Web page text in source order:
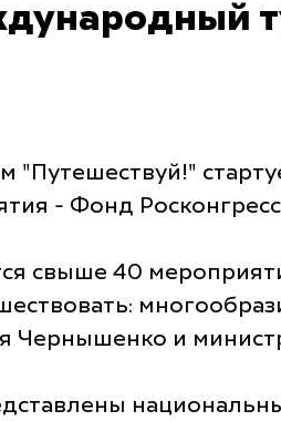
- Фонд
свыше 40
Чернышенко и